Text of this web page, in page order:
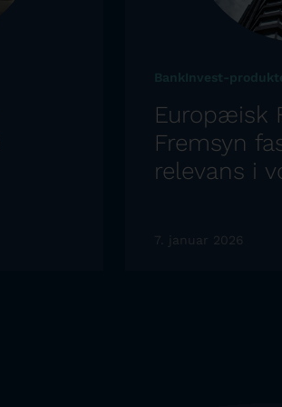
BankInvest-
Europæisk
Fremsyn
relevans i
7. januar 2026